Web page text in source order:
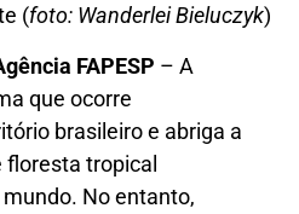
(foto: Wanderlei Bieluczyk)
FAPESP – A
que ocorre
brasileiro e abriga a
floresta tropical
No entanto,